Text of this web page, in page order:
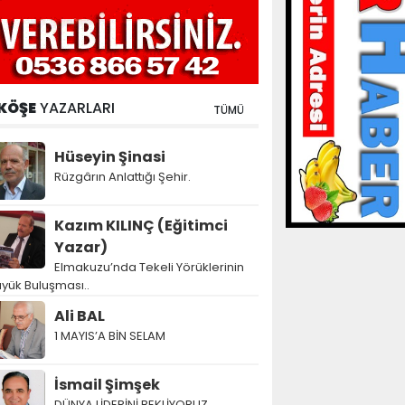
YAZARLARI TÜMÜ
Hüseyin Şinasi
Rüzgârın Anlattığı Şehir.
Kazım KILINÇ (Eğitimci
Yazar)
Elmakuzu’nda Tekeli Yörüklerinin
Buluşması..
Ali BAL
1 MAYIS’A BİN SELAM
İsmail Şimşek